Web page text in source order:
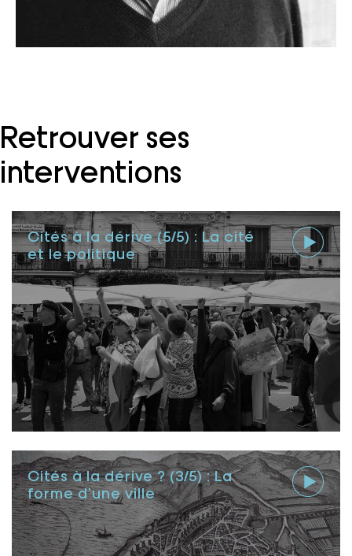
Retrouver ses
interventions
Cités à la dérive (5/5) : La cité
et le politique
Cités à la dérive ? (3/5) : La
forme d’une ville